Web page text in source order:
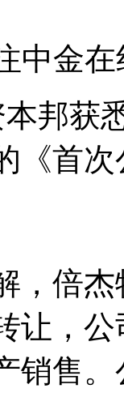
中金
获悉
《首
倍杰
让，
销售